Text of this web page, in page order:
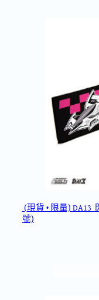
(現貨 • 限量)
號)